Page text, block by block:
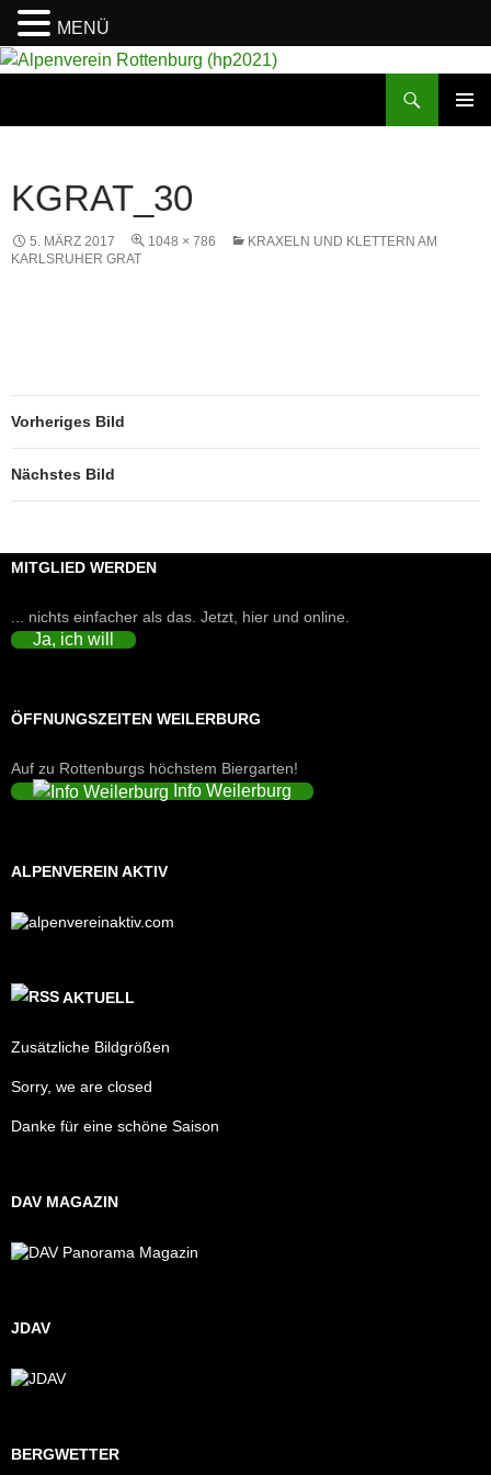
KGRAT_30
5. MÄRZ 2017 1048 × 786
KRAXELN UND KLETTERN AM
KARLSRUHER GRAT
Vorheriges Bild
Nächstes Bild
MITGLIED WERDEN
... nichts einfacher als das. Jetzt, hier und online.
Ja, ich will
ÖFFNUNGSZEITEN WEILERBURG
Auf zu Rottenburgs höchstem Biergarten!
Info Weilerburg
ALPENVEREIN AKTIV
AKTUELL
Zusätzliche Bildgrößen
Sorry, we are closed
Danke für eine schöne Saison
DAV MAGAZIN
JDAV
BERGWETTER
MENÜ